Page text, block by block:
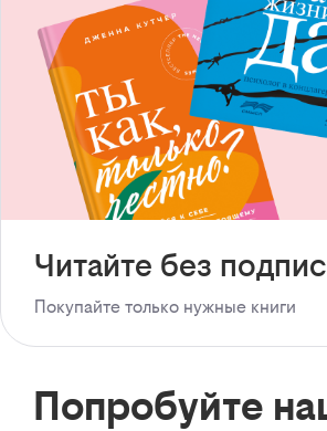
Читайте без
Покупайте только нужные книги
Попробуйте